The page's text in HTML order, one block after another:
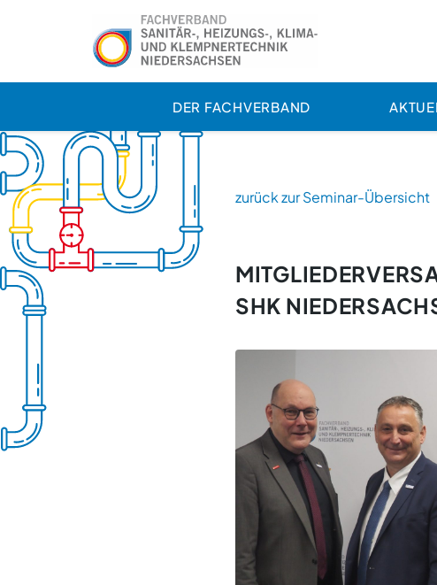
DER FACHVERBAND
zurück zur Seminar-Übersicht
SHK